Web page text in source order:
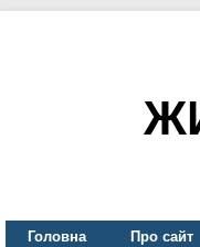
Головна Про сайт